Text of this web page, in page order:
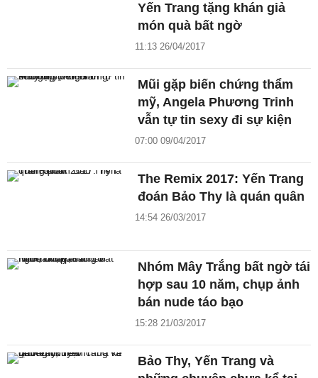
Yến Trang tặng khán giả
món quà bất ngờ
11:13 26/04/2017
Mũi gặp biến chứng thẩm
mỹ, Angela Phương Trinh
vẫn tự tin sexy đi sự kiện
07:00 09/04/2017
The Remix 2017: Yến Trang
đoán Bảo Thy là quán quân
14:54 26/03/2017
Nhóm Mây Trắng bất ngờ tái
hợp sau 10 năm, chụp ảnh
bán nude táo bạo
15:28 21/03/2017
Bảo Thy, Yến Trang và